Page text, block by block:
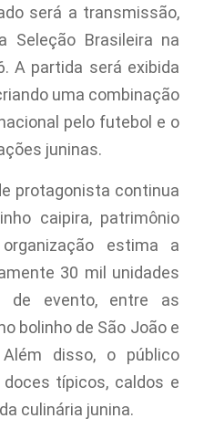
será a transmissão,
Seleção Brasileira na
A partida será exibida
uma combinação
pelo futebol e o
juninas.
protagonista continua
caipira, patrimônio
estima a
30 mil unidades
de evento, entre as
bolinho de São João e
disso, o público
típicos, caldos e
culinária junina.